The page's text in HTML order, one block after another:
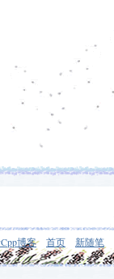
博客 首页 新随笔